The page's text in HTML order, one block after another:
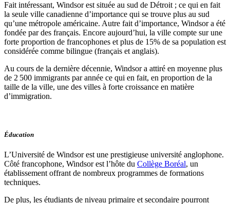
Fait intéressant, Windsor est située au sud de Détroit ; ce qui en fait
la seule ville canadienne d’importance qui se trouve plus au sud
qu’une métropole américaine. Autre fait d’importance, Windsor a été
fondée par des français. Encore aujourd’hui, la ville compte sur une
forte proportion de francophones et plus de 15% de sa population est
considérée comme bilingue (français et anglais).
Au cours de la dernière décennie, Windsor a attiré en moyenne plus
de 2 500 immigrants par année ce qui en fait, en proportion de la
taille de la ville, une des villes à forte croissance en matière
d’immigration.
Éducation
L’Université de Windsor est une prestigieuse université anglophone.
Côté francophone, Windsor est l’hôte du Collège Boréal, un
établissement offrant de nombreux programmes de formations
techniques.
De plus, les étudiants de niveau primaire et secondaire pourront